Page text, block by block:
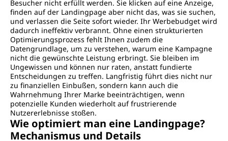
Besucher nicht erfüllt werden. Sie klicken auf eine Anzeige,
finden auf der Landingpage aber nicht das, was sie suchen,
und verlassen die Seite sofort wieder. Ihr Werbebudget wird
dadurch ineffektiv verbrannt. Ohne einen strukturierten
Optimierungsprozess fehlt Ihnen zudem die
Datengrundlage, um zu verstehen, warum eine Kampagne
nicht die gewünschte Leistung erbringt. Sie bleiben im
Ungewissen und können nur raten, anstatt fundierte
Entscheidungen zu treffen. Langfristig führt dies nicht nur
zu finanziellen Einbußen, sondern kann auch die
Wahrnehmung Ihrer Marke beeinträchtigen, wenn
potenzielle Kunden wiederholt auf frustrierende
Nutzererlebnisse stoßen.
Wie optimiert man eine Landingpage?
Mechanismus und Details